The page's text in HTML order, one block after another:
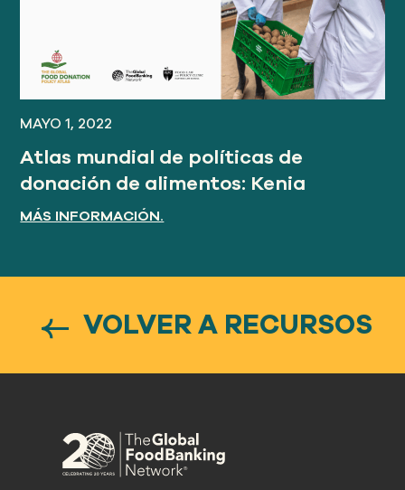
MAYO 1, 2022
Atlas mundial de políticas de
donación de alimentos: Kenia
MÁS INFORMACIÓN.
VOLVER A RECURSOS